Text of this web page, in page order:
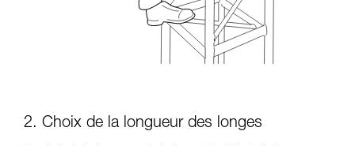
2. Choix de la longueur des longes